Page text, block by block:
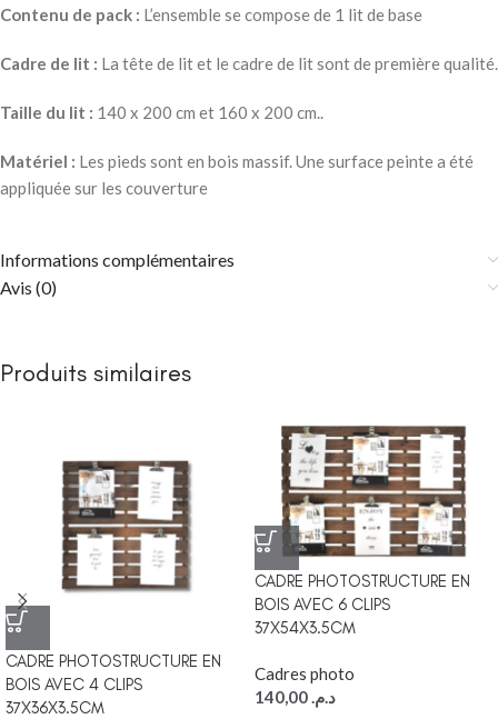
Contenu de pack : L’ensemble se compose de 1 lit de base
Cadre de lit : La tête de lit et le cadre de lit sont de première qualité.
Taille du lit : 140 x 200 cm et 160 x 200 cm..
Matériel : Les pieds sont en bois massif. Une surface peinte a été
appliquée sur les couverture
Informations complémentaires
Avis (0)
Produits similaires
CADRE PHOTOSTRUCTURE EN
BOIS AVEC 4 CLIPS
37X36X3.5CM
CADRE PHOTOSTRUCTURE EN
BOIS AVEC 6 CLIPS
37X54X3.5CM
Cadres photo
د.م.